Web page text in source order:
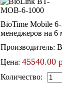
BioTime Mobile 6-
менеджеров на 6
Производитель:
Цена: 45540.00
Количество: